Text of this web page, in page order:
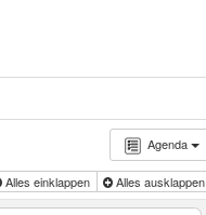
Agenda
Alles einklappen Alles ausklappen